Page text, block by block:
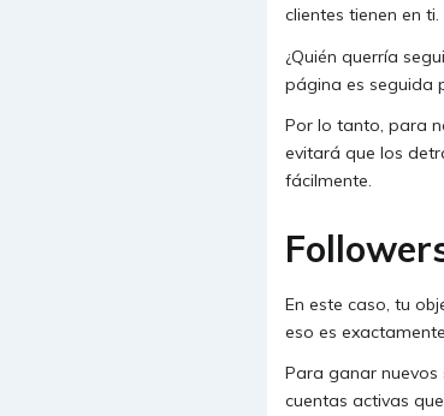
clientes tienen en ti.
¿Quién querría
página es seguida
Por lo tanto, para
evitará que los
fácilmente.
En este caso, tu
eso es
Para ganar
cuentas activas